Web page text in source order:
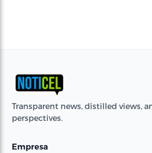
Transparent news, distilled views,
perspectives.
Empresa